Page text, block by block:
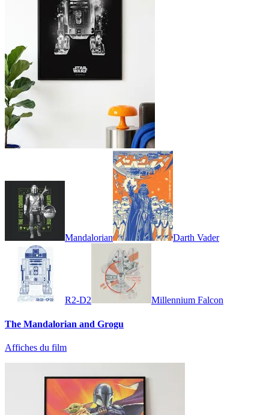
Mandalorian Darth Vader
R2-D2 Millennium Falcon
The Mandalorian and Grogu
Affiches du film